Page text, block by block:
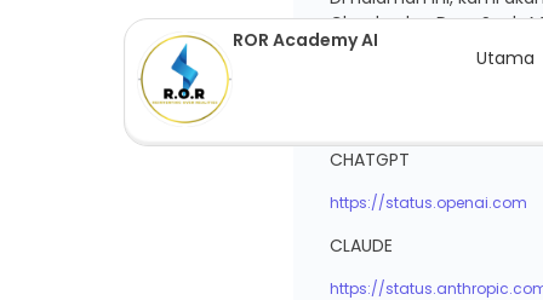
ROR Academy AI
Utama
Claude, dan DeepSeek.
bergantung kepada
sistem yang digunakan
CHATGPT
https://status.openai.com
CLAUDE
https://